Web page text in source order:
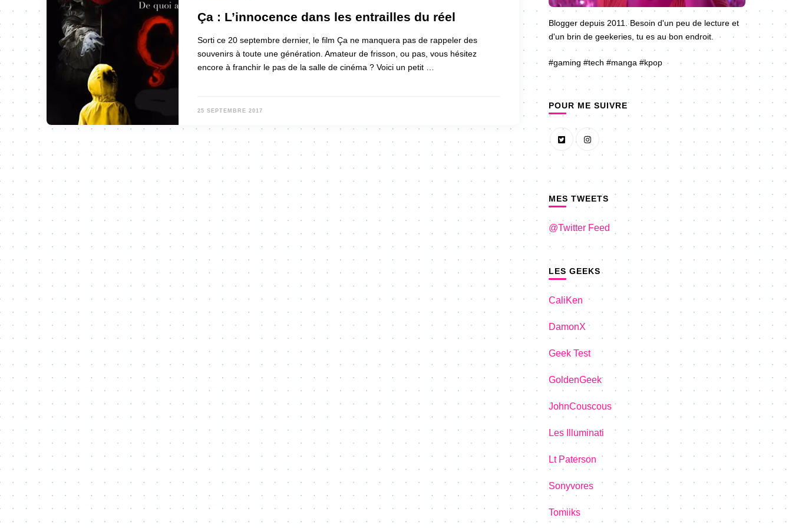
Ça : L’innocence dans les entrailles du réel
Sorti ce 20 septembre dernier, le film Ça ne manquera pas de rappeler des
souvenirs à toute une génération. Amateur de frisson, ou pas, vous hésitez
encore à franchir le pas de la salle de cinéma ? Voici un petit …
25 SEPTEMBRE 2017
Blogger depuis 2011. Besoin d'un peu de lecture et
d'un brin de geekeries, tu es au bon endroit.
#gaming #tech #manga #kpop
POUR ME SUIVRE
MES TWEETS
@Twitter Feed
LES GEEKS
CaliKen
DamonX
Geek Test
GoldenGeek
JohnCouscous
Les Illuminati
Lt Paterson
Sonyvores
Tomiiks